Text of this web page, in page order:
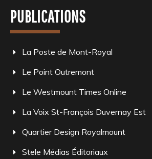
PUBLICATIONS
La Poste de Mont-Royal
Le Point Outremont
Le Westmount Times Online
La Voix St-François Duvernay Est
Quartier Design Royalmount
Stele Médias Éditoriaux